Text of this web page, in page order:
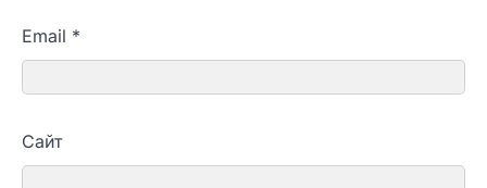
Email *
Сайт